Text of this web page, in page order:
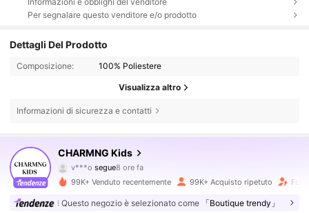
Per segnalare questo venditore e/o prodotto
Dettagli Del Prodotto
Composizione: 100% Poliestere
Visualizza altro
Informazioni di sicurezza e contatti
CHARMNG Kids
v***o
8 ore fa
sta navigando
4.82
128K Follower
99K+ Venduto recentemente 99K+ Acquisto ripetuto
Questo negozio è selezionato come 「Boutique trendy」